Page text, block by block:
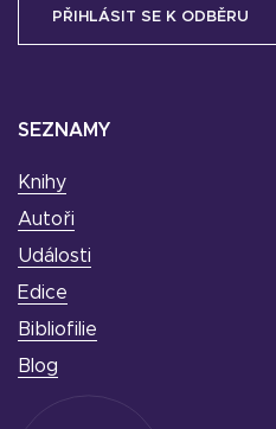
SEZNAMY
Knihy
Autoři
Události
Edice
Bibliofilie
Blog